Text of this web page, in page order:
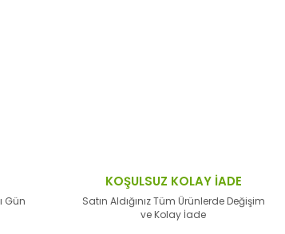
Gün
KOŞULSUZ KOLAY İADE
Satın Aldığınız Tüm Ürünlerde Değişim
ve Kolay İade